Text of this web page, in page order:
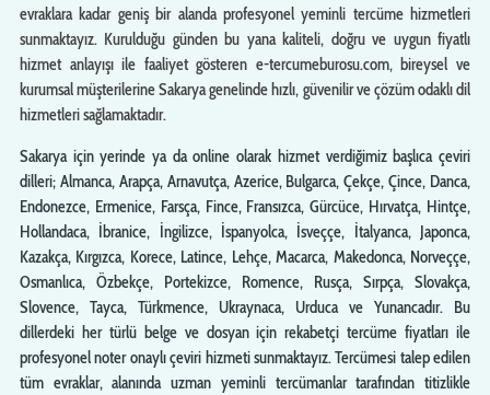
evraklara kadar geniş bir alanda profesyonel yeminli tercüme hizmetleri
sunmaktayız. Kurulduğu günden bu yana kaliteli, doğru ve uygun fiyatlı
hizmet anlayışı ile faaliyet gösteren e-tercumeburosu.com, bireysel ve
kurumsal müşterilerine Sakarya genelinde hızlı, güvenilir ve çözüm odaklı dil
hizmetleri sağlamaktadır.
Sakarya için yerinde ya da online olarak hizmet verdiğimiz başlıca çeviri
dilleri; Almanca, Arapça, Arnavutça, Azerice, Bulgarca, Çekçe, Çince, Danca,
Endonezce, Ermenice, Farsça, Fince, Fransızca, Gürcüce, Hırvatça, Hintçe,
Hollandaca, İbranice, İngilizce, İspanyolca, İsveççe, İtalyanca, Japonca,
Kazakça, Kırgızca, Korece, Latince, Lehçe, Macarca, Makedonca, Norveççe,
Osmanlıca, Özbekçe, Portekizce, Romence, Rusça, Sırpça, Slovakça,
Slovence, Tayca, Türkmence, Ukraynaca, Urduca ve Yunancadır. Bu
dillerdeki her türlü belge ve dosyan için rekabetçi tercüme fiyatları ile
profesyonel noter onaylı çeviri hizmeti sunmaktayız. Tercümesi talep edilen
tüm evraklar, alanında uzman yeminli tercümanlar tarafından titizlikle